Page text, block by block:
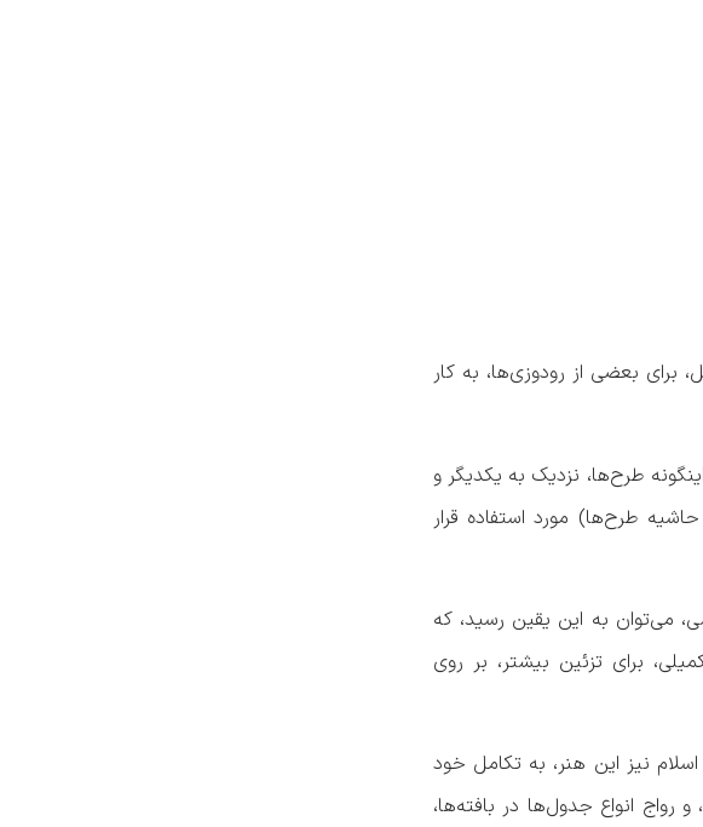
بعضی از رودوزی‌ها، به کار
طرح‌ها، نزدیک به یکدیگر و
طرح‌ها) مورد استفاده قرار
می‌توان به این یقین رسید، که
برای تزئین بیشتر، بر روی
نیز این هنر، به تکامل خود
انواع جدول‌ها در بافته‌ها،